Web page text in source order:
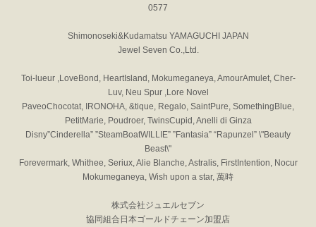
0577
Shimonoseki&Kudamatsu YAMAGUCHI JAPAN
Jewel Seven Co.,Ltd.
Toi-lueur ,LoveBond, HeartIsland, Mokumeganeya, AmourAmulet, Cher-
Luv, Neu Spur ,Lore Novel
PaveoChocotat, IRONOHA, &tique, Regalo, SaintPure, SomethingBlue,
PetitMarie, Poudroer, TwinsCupid, Anelli di Ginza
Disny”Cinderella” ”SteamBoatWILLIE” ”Fantasia” “Rapunzel” \"Beauty
Beast\"
Forevermark, Whithee, Seriux, Alie Blanche, Astralis, FirstIntention, Nocur
Mokumeganeya, Wish upon a star, 萬時
株式会社ジュエルセブン
協同組合日本ゴールドチェーン加盟店